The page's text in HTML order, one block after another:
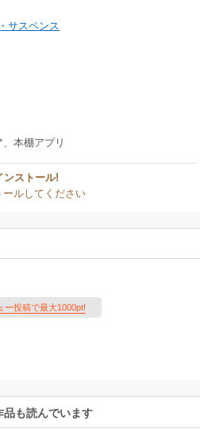
サスペンス
本棚アプリ
ンストール!
ールしてください
ー投稿で最大1000pt!
品も読んでいます